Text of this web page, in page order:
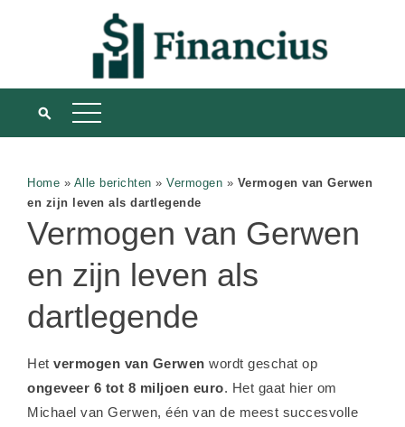
Home » Alle berichten » Vermogen » Vermogen van Gerwen
en zijn leven als dartlegende
Vermogen van Gerwen
en zijn leven als
dartlegende
Het vermogen van Gerwen wordt geschat op
ongeveer 6 tot 8 miljoen euro. Het gaat hier om
Michael van Gerwen, één van de meest succesvolle